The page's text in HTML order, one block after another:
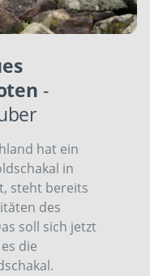
-
hat ein
in
steht bereits
des
soll sich jetzt
die